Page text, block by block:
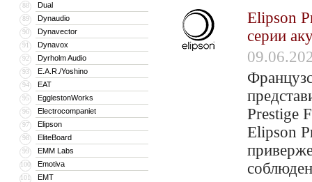
88 Dual
89 Dynaudio
90 Dynavector
91 Dynavox
92 Dyrholm Audio
93 E.A.R./Yoshino
94 EAT
95 EgglestonWorks
96 Electrocompaniet
97 Elipson
98 EliteBoard
99 EMM Labs
100 Emotiva
101 EMT
Elipson
серии
Prestige
Elipson